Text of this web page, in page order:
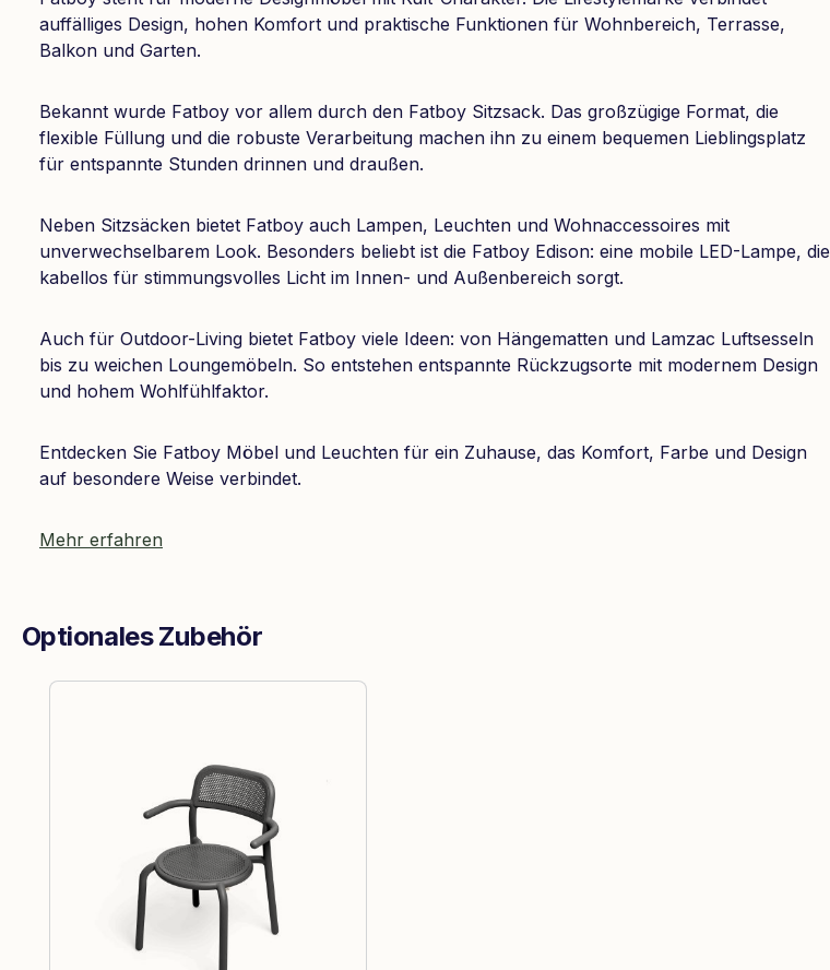
auffälliges Design, hohen Komfort und praktische Funktionen für Wohnbereich, Terrasse,
Balkon und Garten.
Bekannt wurde Fatboy vor allem durch den Fatboy Sitzsack. Das großzügige Format, die
flexible Füllung und die robuste Verarbeitung machen ihn zu einem bequemen Lieblingsplatz
für entspannte Stunden drinnen und draußen.
Neben Sitzsäcken bietet Fatboy auch Lampen, Leuchten und Wohnaccessoires mit
unverwechselbarem Look. Besonders beliebt ist die Fatboy Edison: eine mobile LED-Lampe, die
kabellos für stimmungsvolles Licht im Innen- und Außenbereich sorgt.
Auch für Outdoor-Living bietet Fatboy viele Ideen: von Hängematten und Lamzac Luftsesseln
bis zu weichen Loungemöbeln. So entstehen entspannte Rückzugsorte mit modernem Design
und hohem Wohlfühlfaktor.
Entdecken Sie Fatboy Möbel und Leuchten für ein Zuhause, das Komfort, Farbe und Design
auf besondere Weise verbindet.
Mehr erfahren
Optionales Zubehör
Produktgalerie überspringen